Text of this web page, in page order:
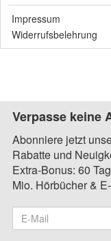
Impressum
Widerrufsbelehrung
Verpasse keine
Abonniere jetzt
Rabatte und
Extra-Bonus: 60
Mio. Hörbücher &